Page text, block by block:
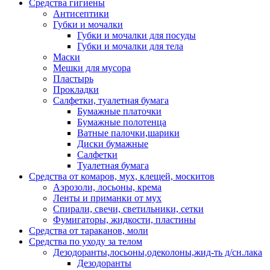
Средства гигиены
Антисептики
Губки и мочалки
Губки и мочалки для посуды
Губки и мочалки для тела
Маски
Мешки для мусора
Пластырь
Прокладки
Салфетки, туалетная бумага
Бумажные платочки
Бумажные полотенца
Ватные палочки,шарики
Диски бумажные
Салфетки
Туалетная бумага
Средства от комаров, мух, клещей, москитов
Аэрозоли, лосьоны, крема
Ленты и приманки от мух
Спирали, свечи, светильники, сетки
Фумигаторы, жидкости, пластины
Средства от тараканов, моли
Средства по уходу за телом
Дезодоранты,лосьоны,одеколоны,жид-ть д/сн.лака
Дезодоранты